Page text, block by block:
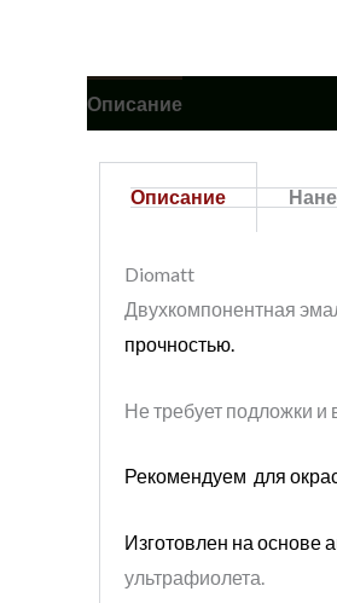
Описание
Описание
Diomatt
Двухкомпонентная
прочностью.
Не требует подложки и
Рекомендуем для
Изготовлен на основе
ультрафиолета.